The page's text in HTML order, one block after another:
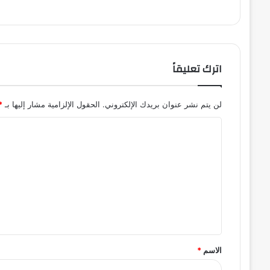
اترك تعليقاً
لن يتم نشر عنوان بريدك الإلكتروني. الحقول الإلزامية مشار إليها بـ
ق
*
الاسم *